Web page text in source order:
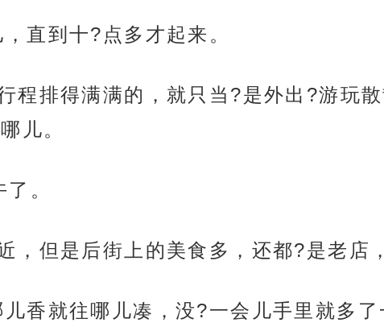
直到十?点多才起来。
程排得满满的，就只当?是外出?游玩
儿。
。
，但是后街上的美食多，还都?是老店
香就往哪儿凑，没?一会儿手里就多